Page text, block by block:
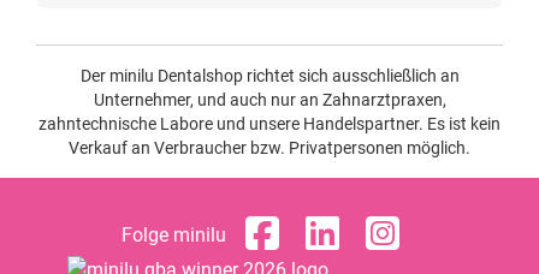
Der minilu Dentalshop richtet sich ausschließlich an
Unternehmer, und auch nur an Zahnarztpraxen,
zahntechnische Labore und unsere Handelspartner. Es ist kein
Verkauf an Verbraucher bzw. Privatpersonen möglich.
Folge minilu